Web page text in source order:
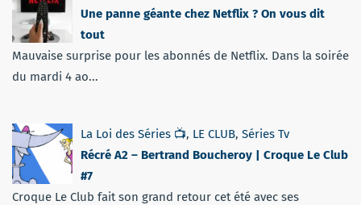
Une panne géante chez Netflix ? On vous dit
tout
Mauvaise surprise pour les abonnés de Netflix. Dans la soirée
du mardi 4 ao...
La Loi des Séries 📺, LE CLUB, Séries Tv
Récré A2 – Bertrand Boucheroy | Croque Le Club
#7
Croque Le Club fait son grand retour cet été avec ses